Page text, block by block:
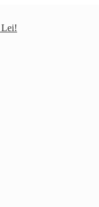
Lei!